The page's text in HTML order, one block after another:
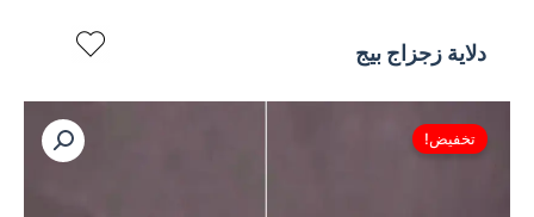
دلاية زجزاج بيج
تخفيض!